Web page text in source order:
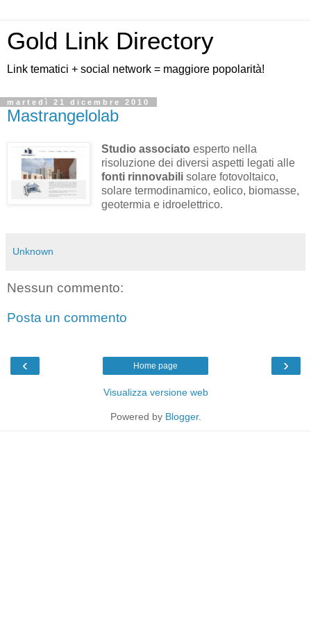
Gold Link Directory
Link tematici + social network = maggiore popolarità!
martedì 21 dicembre 2010
Mastrangelolab
Studio associato esperto nella
risoluzione dei diversi aspetti legati alle
fonti rinnovabilisolare fotovoltaico,
solare termodinamico, eolico, biomasse,
geotermia e idroelettrico.
Unknown
Nessun commento:
Posta un commento
‹ ›
Home page
Visualizza versione web
Powered by Blogger.